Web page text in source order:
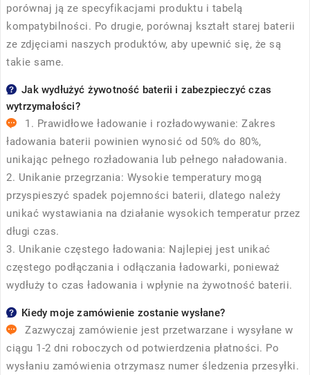
porównaj ją ze specyfikacjami produktu i tabelą
kompatybilności. Po drugie, porównaj kształt starej baterii
ze zdjęciami naszych produktów, aby upewnić się, że są
takie same.
Jak wydłużyć żywotność baterii i zabezpieczyć czas
wytrzymałości?
1. Prawidłowe ładowanie i rozładowywanie: Zakres
ładowania baterii powinien wynosić od 50% do 80%,
unikając pełnego rozładowania lub pełnego naładowania.
2. Unikanie przegrzania: Wysokie temperatury mogą
przyspieszyć spadek pojemności baterii, dlatego należy
unikać wystawiania na działanie wysokich temperatur przez
długi czas.
3. Unikanie częstego ładowania: Najlepiej jest unikać
częstego podłączania i odłączania ładowarki, ponieważ
wydłuży to czas ładowania i wpłynie na żywotność baterii.
Kiedy moje zamówienie zostanie wysłane?
Zazwyczaj zamówienie jest przetwarzane i wysyłane w
ciągu 1-2 dni roboczych od potwierdzenia płatności. Po
wysłaniu zamówienia otrzymasz numer śledzenia przesyłki.